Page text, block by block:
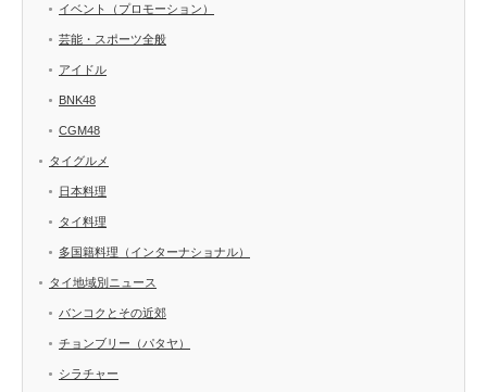
イベント（プロモーション）
芸能・スポーツ全般
アイドル
BNK48
CGM48
タイグルメ
日本料理
タイ料理
多国籍料理（インターナショナル）
タイ地域別ニュース
バンコクとその近郊
チョンブリー（パタヤ）
シラチャー